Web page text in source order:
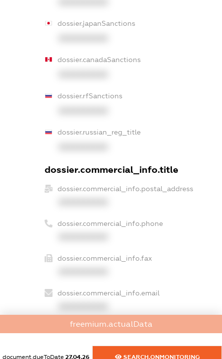
dossier.japanSanctions
dossier.canadaSanctions
dossier.rfSanctions
dossier.russian_reg_title
dossier.commercial_info.title
dossier.commercial_info.postal_address
dossier.commercial_info.phone
dossier.commercial_info.fax
dossier.commercial_info.email
dossier.commercial_info.website
freemium.actualData
document.dueToDate 27.04.26 SEARCH.ONMONITORING